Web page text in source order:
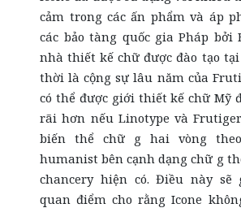
cảm trong các ấn phẩm và áp
các bảo tàng quốc gia Pháp bởi
nhà thiết kế chữ được đào tạo tại
thời là cộng sự lâu năm của
có thể được giới thiết kế chữ Mỹ
rãi hơn nếu Linotype và
biến thể chữ g hai vòng
humanist bên cạnh dạng chữ g
chancery hiện có. Điều này sẽ
quan điểm cho rằng Icone